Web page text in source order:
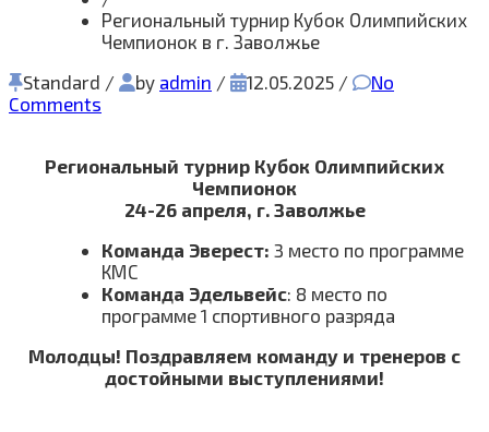
Региональный турнир Кубок Олимпийских
Чемпионок в г. Заволжье
Standard / by admin / 12.05.2025 /
No
Comments
Региональный турнир Кубок Олимпийских
Чемпионок
24-26 апреля, г. Заволжье
Команда Эверест: 3 место по программе
КМС
Команда Эдельвейс: 8 место по
программе 1 спортивного разряда
Молодцы! Поздравляем команду и тренеров с
достойными выступлениями!